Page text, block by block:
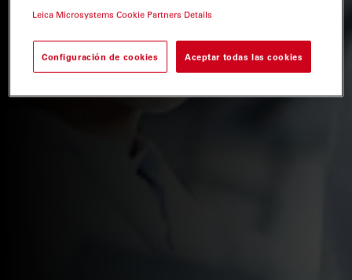
Leica Microsystems Cookie Partners Details
Configuración de cookies Aceptar todas las cookies